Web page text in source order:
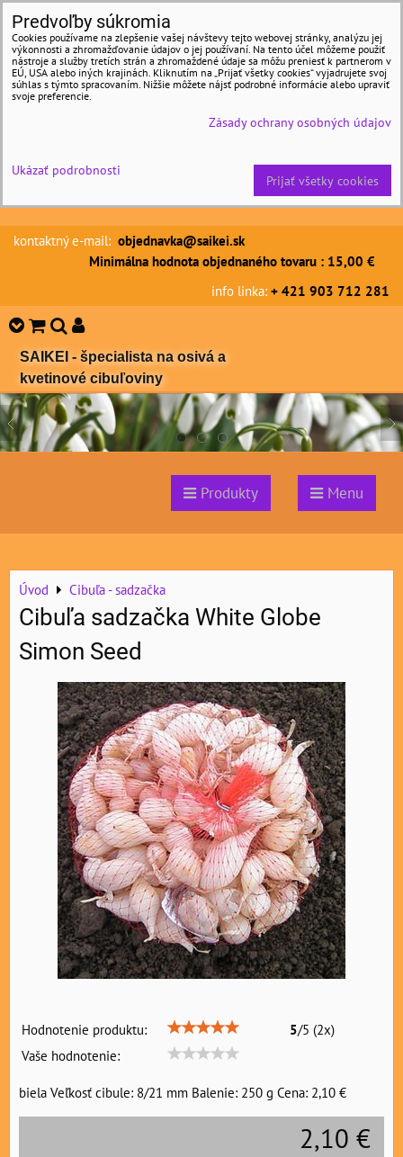
kontaktný e-mail: objednavka@saikei.sk
Minimálna hodnota objednaného tovaru : 15,00 €
info linka: + 421 903 712 281
SAIKEI - špecialista na osivá a
kvetinové cibuľoviny
Produkty Menu
Úvod Cibuľa - sadzačka
Cibuľa sadzačka White Globe
Simon Seed
Hodnotenie produktu: 5/5 (2x)
Vaše hodnotenie:
biela Veľkosť cibule: 8/21 mm Balenie: 250 g Cena: 2,10 €
2,10 €
Predvoľby súkromia
Cookies používame na zlepšenie vašej návštevy tejto webovej stránky, analýzu jej
výkonnosti a zhromažďovanie údajov o jej používaní. Na tento účel môžeme použiť
nástroje a služby tretích strán a zhromaždené údaje sa môžu preniesť k partnerom v
EÚ, USA alebo iných krajinách. Kliknutím na „Prijať všetky cookies“ vyjadrujete svoj
súhlas s týmto spracovaním. Nižšie môžete nájsť podrobné informácie alebo upraviť
svoje preferencie.
Zásady ochrany osobných údajov
Ukázať podrobnosti
Prijať všetky cookies